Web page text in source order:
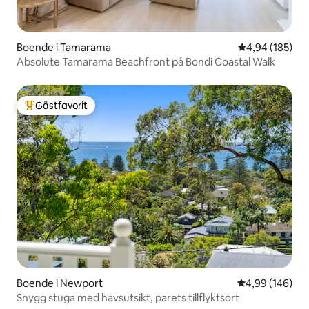
Boende i Tamarama 4,94 av 5 i
4,94 (185)
Absolute Tamarama Beachfront på Bondi Coastal Walk
Populär gästfavorit
Gästfavorit
Boende i Newport 4,99 av 5 i
4,99 (146)
Snygg stuga med havsutsikt, parets tillflyktsort